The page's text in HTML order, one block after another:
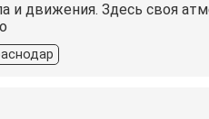
и движения. Здесь своя